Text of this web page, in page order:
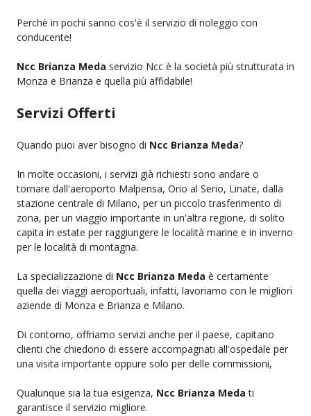
Perchè in pochi sanno cos'è il servizio di noleggio con
conducente!
Ncc Brianza Meda servizio Ncc è la società più strutturata in
Monza e Brianza e quella più affidabile!
Servizi Offerti
Quando puoi aver bisogno di Ncc Brianza Meda?
In molte occasioni, i servizi già richiesti sono andare o
tornare dall'aeroporto Malpensa, Orio al Serio, Linate, dalla
stazione centrale di Milano, per un piccolo trasferimento di
zona, per un viaggio importante in un'altra regione, di solito
capita in estate per raggiungere le località marine e in inverno
per le località di montagna.
La specializzazione di Ncc Brianza Meda è certamente
quella dei viaggi aeroportuali, infatti, lavoriamo con le migliori
aziende di Monza e Brianza e Milano.
Di contorno, offriamo servizi anche per il paese, capitano
clienti che chiedono di essere accompagnati all'ospedale per
una visita importante oppure solo per delle commissioni,
Qualunque sia la tua esigenza, Ncc Brianza Meda ti
garantisce il servizio migliore.